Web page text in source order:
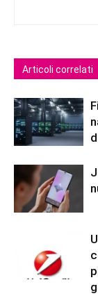
Articoli correlati